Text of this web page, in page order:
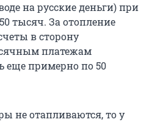
на русские деньги) при
тысяч. За отопление
в сторону
платежам
еще примерно по 50
не отапливаются, то у